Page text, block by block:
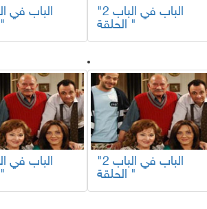
مواهب ومسابقات برامج تلفزيون
"الباب في الباب 2
الحلقة "
الحلقة "
"الباب في الباب 2
الحلقة "
الحلقة "